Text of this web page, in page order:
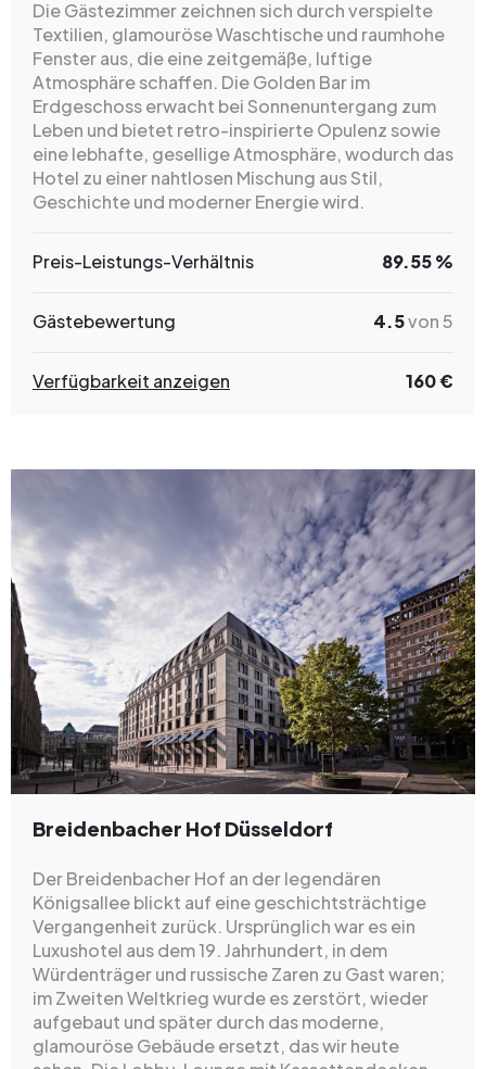
Die Gästezimmer zeichnen sich durch verspielte
Textilien, glamouröse Waschtische und raumhohe
Fenster aus, die eine zeitgemäße, luftige
Atmosphäre schaffen. Die Golden Bar im
Erdgeschoss erwacht bei Sonnenuntergang zum
Leben und bietet retro-inspirierte Opulenz sowie
eine lebhafte, gesellige Atmosphäre, wodurch das
Hotel zu einer nahtlosen Mischung aus Stil,
Geschichte und moderner Energie wird.
Preis-Leistungs-Verhältnis 89.55 %
Gästebewertung 4.5von 5
Verfügbarkeit anzeigen 160 €
Breidenbacher Hof Düsseldorf
Der Breidenbacher Hof an der legendären
Königsallee blickt auf eine geschichtsträchtige
Vergangenheit zurück. Ursprünglich war es ein
Luxushotel aus dem 19. Jahrhundert, in dem
Würdenträger und russische Zaren zu Gast waren;
im Zweiten Weltkrieg wurde es zerstört, wieder
aufgebaut und später durch das moderne,
glamouröse Gebäude ersetzt, das wir heute